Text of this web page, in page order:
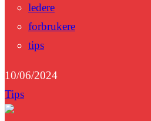
ledere
forbrukere
tips
10/06/2024
Tips